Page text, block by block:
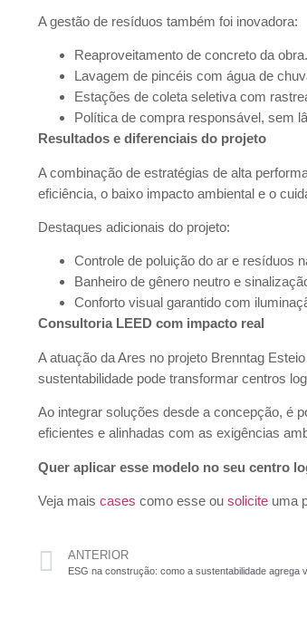
A gestão de resíduos também foi inovadora:
Reaproveitamento de concreto da obra.
Lavagem de pincéis com água de
Estações de coleta seletiva com
Política de compra responsável, sem
Resultados e diferenciais do projeto
A combinação de estratégias de alta
eficiência, o baixo impacto ambiental e o
Destaques adicionais do projeto:
Controle de poluição do ar e resíduos
Banheiro de gênero neutro e
Conforto visual garantido com
Consultoria LEED com impacto real
A atuação da Ares no projeto Brenntag
sustentabilidade pode transformar centros
Ao integrar soluções desde a concepção, é
eficientes e alinhadas com as exigências
Quer aplicar esse modelo no seu centro
Veja mais cases como esse ou soliciteuma
ANTERIOR